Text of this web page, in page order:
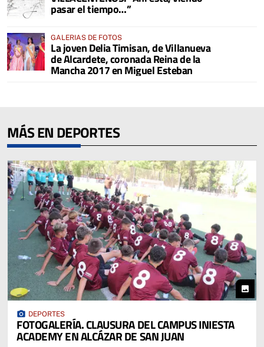
pasar el tiempo…”
GALERIAS DE FOTOS
La joven Delia Timisan, de Villanueva
de Alcardete, coronada Reina de la
Mancha 2017 en Miguel Esteban
MÁS EN DEPORTES
photo
photo_camera DEPORTES
FOTOGALERÍA. CLAUSURA DEL CAMPUS INIESTA
ACADEMY EN ALCÁZAR DE SAN JUAN